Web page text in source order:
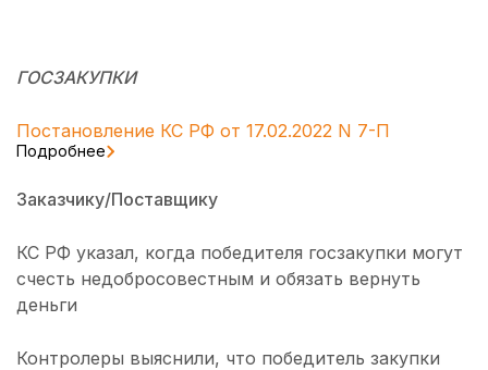
ГОСЗАКУПКИ
Постановление КС РФ от 17.02.2022 N 7-П
Подробнее
Заказчику/Поставщику
КС РФ указал, когда победителя госзакупки могут
счесть недобросовестным и обязать вернуть
деньги
Контролеры выяснили, что победитель закупки